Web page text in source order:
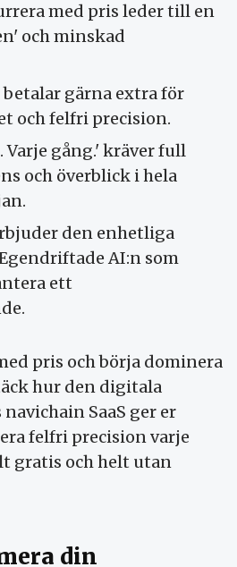
med pris leder till en
och minskad
gärna extra för
och felfri precision.
gång.' kräver full
och överblick i hela
den enhetliga
AI:n som
ett
pris och börja dominera
hur den digitala
SaaS ger er
felfri precision varje
gratis och helt utan
din